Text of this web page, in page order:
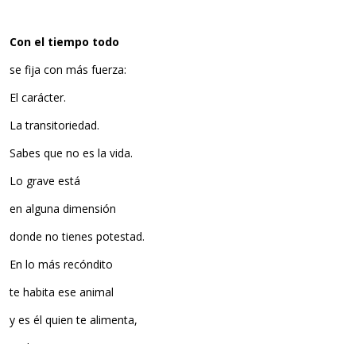
Con el tiempo todo
se fija con más fuerza:
El carácter.
La transitoriedad.
Sabes que no es la vida.
Lo grave está
en alguna dimensión
donde no tienes potestad.
En lo más recóndito
te habita ese animal
y es él quien te alimenta,